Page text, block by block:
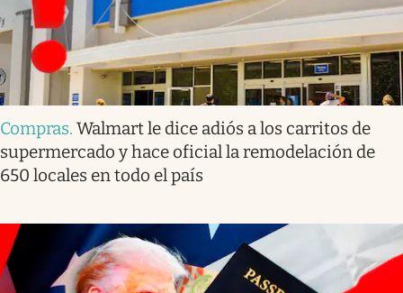
Compras. Walmart le dice adiós a los carritos de
supermercado y hace oficial la remodelación de
650 locales en todo el país